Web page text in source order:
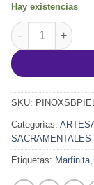
Hay existencias
Pulsera de piel
SKU: PINOXSBPIEL
Categorías:
SACRAMENTALES
Etiquetas: Marfinita